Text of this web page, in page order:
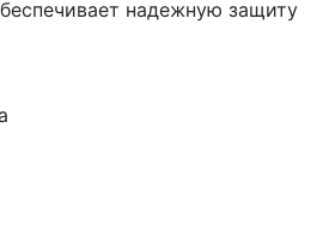
надежную защиту